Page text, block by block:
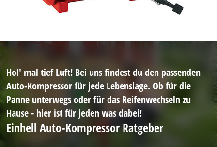
Hol' mal tief Luft! Bei uns findest du den passenden
Auto-Kompressor für jede Lebenslage. Ob für die
Panne unterwegs oder für das Reifenwechseln zu
Hause - hier ist für jeden was dabei!
Einhell Auto-Kompressor Ratgeber